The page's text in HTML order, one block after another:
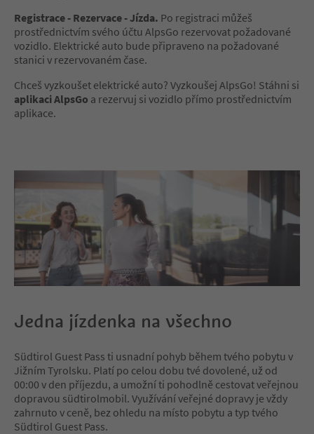
Registrace - Rezervace - Jízda. Po registraci můžeš
prostřednictvím svého účtu AlpsGo rezervovat požadované
vozidlo. Elektrické auto bude připraveno na požadované
stanici v rezervovaném čase.
Chceš vyzkoušet elektrické auto? Vyzkoušej AlpsGo! Stáhni si
aplikaci AlpsGo a rezervuj si vozidlo přímo prostřednictvím
aplikace.
Jedna jízdenka na všechno
Südtirol Guest Pass ti usnadní pohyb během tvého pobytu v
Jižním Tyrolsku. Platí po celou dobu tvé dovolené, už od
00:00 v den příjezdu, a umožní ti pohodlně cestovat veřejnou
dopravou südtirolmobil. Využívání veřejné dopravy je vždy
zahrnuto v ceně, bez ohledu na místo pobytu a typ tvého
Südtirol Guest Pass.